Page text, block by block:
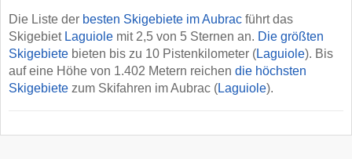
Die Liste der besten Skigebiete im Aubrac führt das
Skigebiet Laguiole mit 2,5 von 5 Sternen an. Die größten
Skigebiete bieten bis zu 10 Pistenkilometer (Laguiole). Bis
auf eine Höhe von 1.402 Metern reichen die höchsten
Skigebiete zum Skifahren im Aubrac (Laguiole).